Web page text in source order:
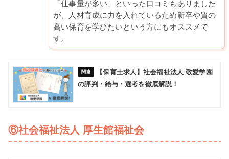
「仕事量が多い」といった口コミもありました
が、人材育成に力を入れているため新卒や質の
高い保育を学びたいという方にもオススメで
す。
【保育士求人】社会福祉法人 敬愛学園
の評判・給与・選考を徹底解説！
⑥社会福祉法人 厚生館福祉会